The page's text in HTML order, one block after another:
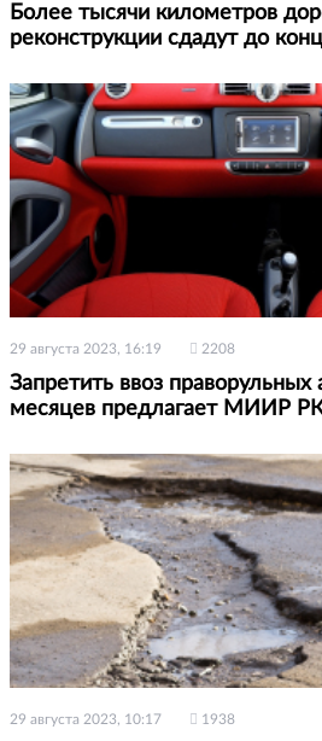
Более тысячи километров
реконструкции сдадут до
29 августа 2023, 16:19 2208
Запретить ввоз
месяцев предлагает МИИР
29 августа 2023, 10:17 1938